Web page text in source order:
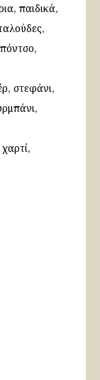
παιδικά
πόντσο
στεφάνι
χαρτί